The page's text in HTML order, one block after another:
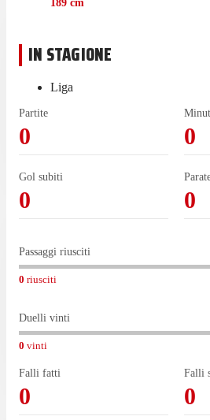
189 cm
IN STAGIONE
Liga
Partite
0 0
Gol subiti
0 0
Passaggi riusciti
0 riusciti
Duelli vinti
0 vinti
Falli fatti
0
Falli
0